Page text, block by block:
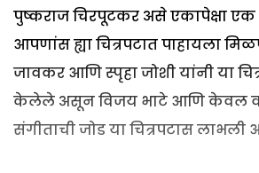
पुष्कराज चिरपूटकर असे एकापेक्षा
आपणांस ह्या चित्रपटात पाहायला
जावकर आणि स्पृहा जोशी यांनी या
केलेले असून विजय भाटे आणि केवल
संगीताची जोड या चित्रपटास लाभली